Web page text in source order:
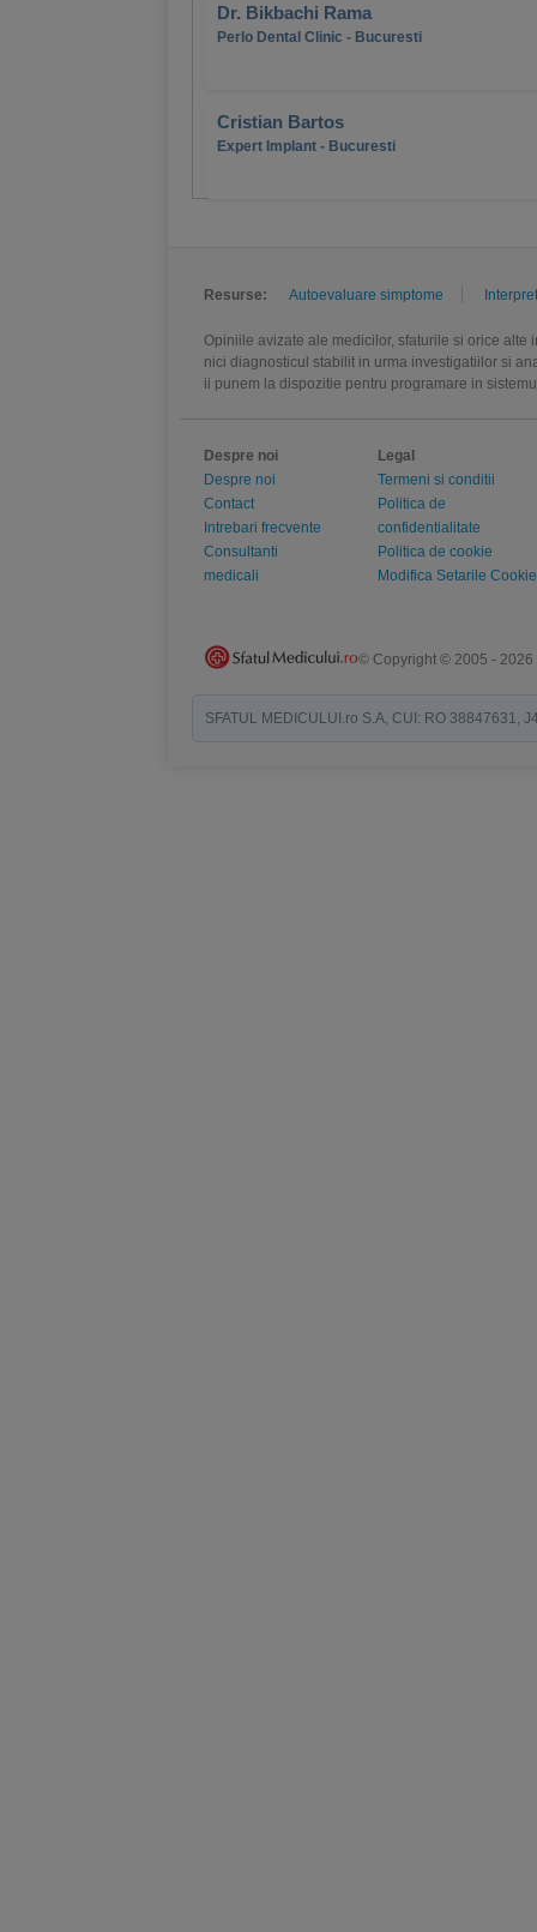
Dr. Bikbachi Rama
Perlo Dental Clinic - Bucuresti
Cristian Bartos
Expert Implant - Bucuresti
Resurse: Autoevaluare simptome
Opiniile avizate ale medicilor, sfaturile si orice
nici diagnosticul stabilit in urma investigatiilor si
ii punem la dispozitie pentru programare in
Despre noi
Despre noi
Contact
Intrebari frecvente
Consultanti
medicali
Legal
Termeni si conditii
Politica de
confidentialitate
Politica de cookie
Modifica Setarile Cookie
© Copyright © 2005 - 2026
SFATUL MEDICULUI.ro S.A, CUI: RO 38847631,